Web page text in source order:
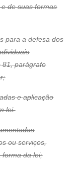
de suas formas
para a defesa dos
81, parágrafo
e aplicação
lei.
ou serviços,
forma da lei;